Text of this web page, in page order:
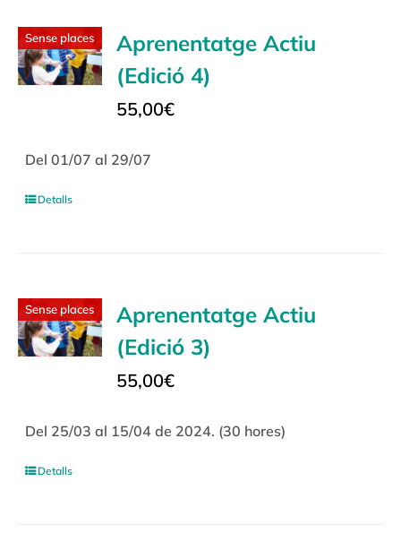
Sense places
Aprenentatge Actiu
(Edició 4)
55,00€
Del 01/07 al 29/07
Detalls
Sense places
Aprenentatge Actiu
(Edició 3)
55,00€
Del 25/03 al 15/04 de 2024. (30 hores)
Detalls